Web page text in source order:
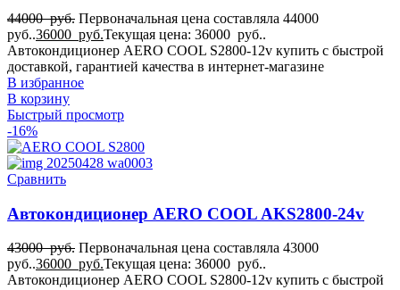
22
Для Киа Портер
22
Для Лада Гранта
Для МАЗ 365022
22
Для Мерседес-бенц Варио
22
Для Мерседес-бенц Вито
22
Для Мерседес-бенц Спринтер
Для Пежо Боксер
Для Рено Мастер
22
Для Ситроен Берлинго
44000руб. Первоначальная цена составляла 44000
руб..36000 руб.Текущая цена: 36000 руб..
Автокондиционер AERO COOL S2800-12v купить с быстрой
доставкой, гарантией качества в интернет-магазине
В избранное
В корзину
Быстрый просмотр
-16%
Сравнить
Автокондиционер AERO COOL AKS2800-24v
43000руб. Первоначальная цена составляла 43000
руб..36000 руб.Текущая цена: 36000 руб..
Автокондиционер AERO COOL S2800-12v купить с быстрой